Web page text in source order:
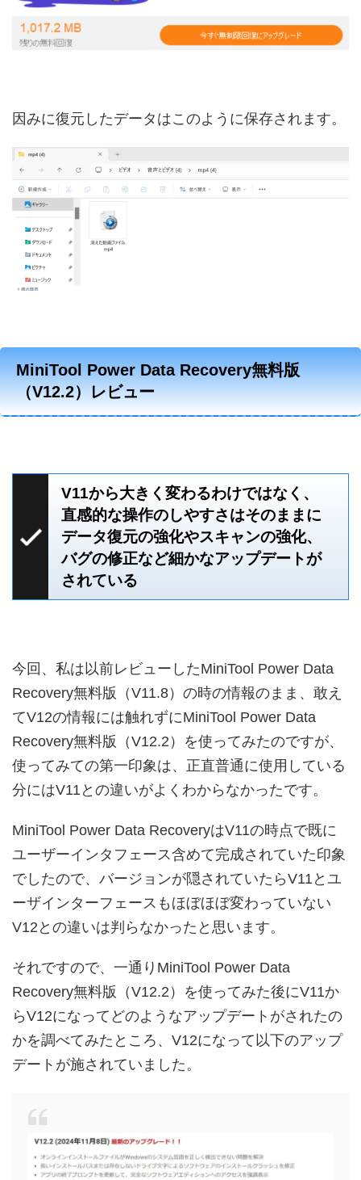
因みに復元したデータはこのように保存されます。
MiniTool Power Data Recovery無料版
（V12.2）レビュー
V11から大きく変わるわけではなく、
直感的な操作のしやすさはそのままに
データ復元の強化やスキャンの強化、
バグの修正など細かなアップデートが
されている
今回、私は以前レビューしたMiniTool Power Data
Recovery無料版（V11.8）の時の情報のまま、敢え
てV12の情報には触れずにMiniTool Power Data
Recovery無料版（V12.2）を使ってみたのですが、
使ってみての第一印象は、正直普通に使用している
分にはV11との違いがよくわからなかったです。
MiniTool Power Data RecoveryはV11の時点で既に
ユーザーインタフェース含めて完成されていた印象
でしたので、バージョンが隠されていたらV11とユ
ーザインターフェースもほぼほぼ変わっていない
V12との違いは判らなかったと思います。
それですので、一通りMiniTool Power Data
Recovery無料版（V12.2）を使ってみた後にV11か
らV12になってどのようなアップデートがされたの
かを調べてみたところ、V12になって以下のアップ
デートが施されていました。